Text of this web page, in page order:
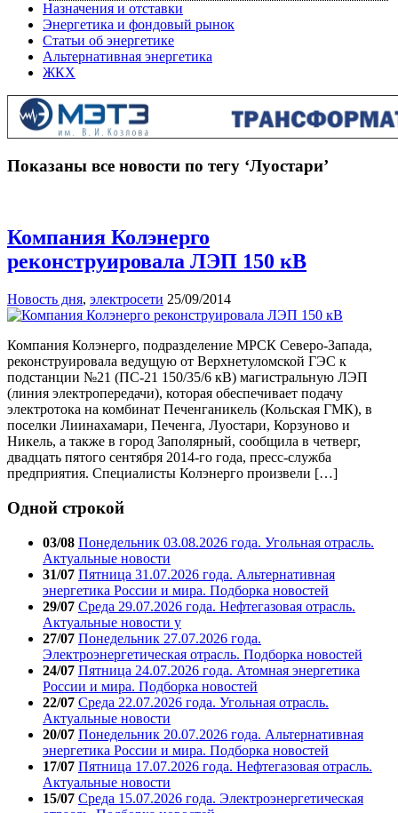
Назначения и отставки
Энергетика и фондовый рынок
Статьи об энергетике
Альтернативная энергетика
ЖКХ
Показаны все новости по тегу ‘Луостари’
Компания Колэнерго
реконструировала ЛЭП 150 кВ
Новость дня, электросети 25/09/2014
Компания Колэнерго, подразделение МРСК Северо-Запада,
реконструировала ведущую от Верхнетуломской ГЭС к
подстанции №21 (ПС-21 150/35/6 кВ) магистральную ЛЭП
(линия электропередачи), которая обеспечивает подачу
электротока на комбинат Печенганикель (Кольская ГМК), в
поселки Лиинахамари, Печенга, Луостари, Корзуново и
Никель, а также в город Заполярный, сообщила в четверг,
двадцать пятого сентября 2014-го года, пресс-служба
предприятия. Специалисты Колэнерго произвели […]
Одной строкой
03/08 Понедельник 03.08.2026 года. Угольная отрасль.
Актуальные новости
31/07 Пятница 31.07.2026 года. Альтернативная
энергетика России и мира. Подборка новостей
29/07 Среда 29.07.2026 года. Нефтегазовая отрасль.
Актуальные новости у
27/07 Понедельник 27.07.2026 года.
Электроэнергетическая отрасль. Подборка новостей
24/07 Пятница 24.07.2026 года. Атомная энергетика
России и мира. Подборка новостей
22/07 Среда 22.07.2026 года. Угольная отрасль.
Актуальные новости
20/07 Понедельник 20.07.2026 года. Альтернативная
энергетика России и мира. Подборка новостей
17/07 Пятница 17.07.2026 года. Нефтегазовая отрасль.
Актуальные новости
15/07 Среда 15.07.2026 года. Электроэнергетическая